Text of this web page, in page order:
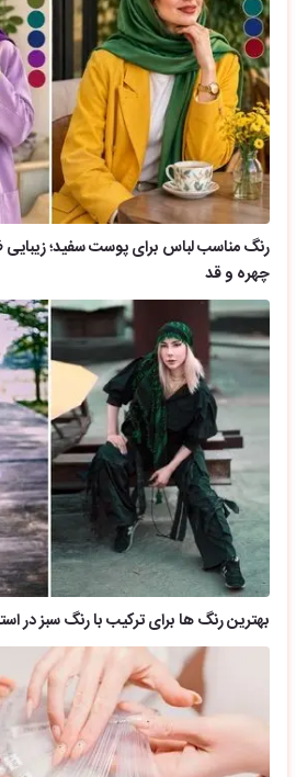
رنگ مناسب لباس برای پوست سفید؛
چهره و قد
بهترین رنگ ها برای ترکیب با رنگ سبز در